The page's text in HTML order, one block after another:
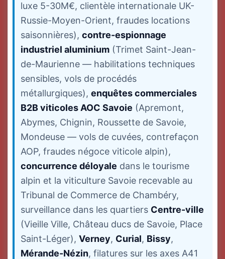
luxe 5-30M€, clientèle internationale UK-
Russie-Moyen-Orient, fraudes locations
saisonnières), contre-espionnage
industriel aluminium (Trimet Saint-Jean-
de-Maurienne — habilitations techniques
sensibles, vols de procédés
métallurgiques), enquêtes commerciales
B2B viticoles AOC Savoie (Apremont,
Abymes, Chignin, Roussette de Savoie,
Mondeuse — vols de cuvées, contrefaçon
AOP, fraudes négoce viticole alpin),
concurrence déloyale dans le tourisme
alpin et la viticulture Savoie recevable au
Tribunal de Commerce de Chambéry,
surveillance dans les quartiers Centre-ville
(Vieille Ville, Château ducs de Savoie, Place
Saint-Léger), Verney, Curial, Bissy,
Mérande-Nézin, filatures sur les axes A41